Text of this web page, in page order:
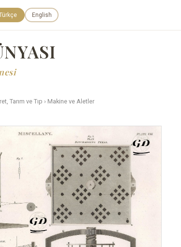
English
Tarım ve Tıp › Makine ve Aletler